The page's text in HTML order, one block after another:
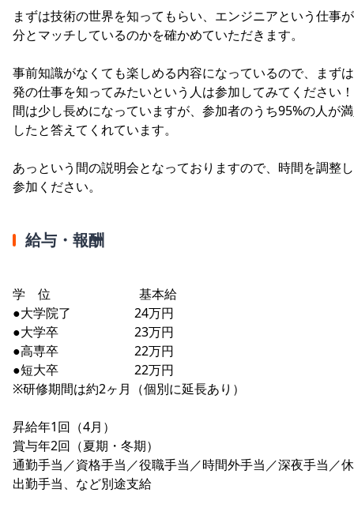
まずは技術の世界を知ってもらい、エンジニアという仕事
分とマッチしているのかを確かめていただきます。
事前知識がなくても楽しめる内容になっているので、まず
発の仕事を知ってみたいという人は参加してみてください
間は少し長めになっていますが、参加者のうち95%の人が
したと答えてくれています。
あっという間の説明会となっておりますので、時間を調整
参加ください。
給与・報酬
学 位 基本給
●大学院了 24万円
●大学卒 23万円
●高専卒 22万円
●短大卒 22万円
※研修期間は約2ヶ月（個別に延長あり）
昇給年1回（4月）
賞与年2回（夏期・冬期）
通勤手当／資格手当／役職手当／時間外手当／深夜手当／
出勤手当、など別途支給